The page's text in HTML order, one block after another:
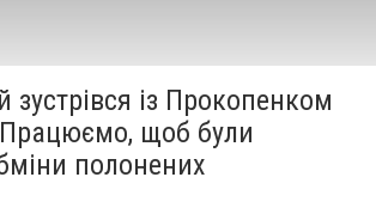
зустрівся із Прокопенком
щоб були
полонених